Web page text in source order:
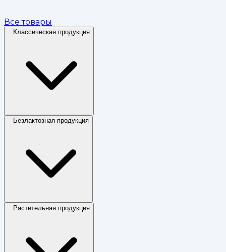
Все товары
Классическая продукция
Безлактозная продукция
Растительная продукция